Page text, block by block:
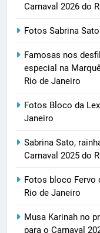
Carnaval 2026 do
Fotos Sabrina
Famosas nos
especial na
Rio de Janeiro
Fotos Bloco da
Janeiro
Sabrina Sato,
Carnaval 2025 do
Fotos bloco Fervo
Rio de Janeiro
Musa Karinah no
para o Carnaval